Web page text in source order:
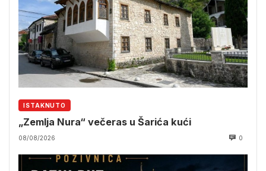
ISTAKNUTO
„Zemlja Nura“ večeras u Šarića kući
08/08/2026 0